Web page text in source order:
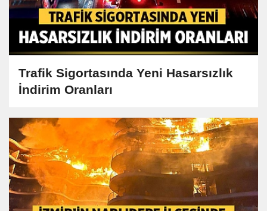
Trafik Sigortasında Yeni Hasarsızlık
İndirim Oranları